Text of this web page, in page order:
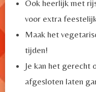
Ook heerlijk met
voor extra
Maak het
tijden!
Je kan het gerecht
afgesloten laten